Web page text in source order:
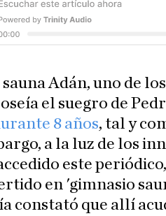
sauna Adán, uno de
el suegro de
8 años, tal y
a la luz de los
este
en 'gimnasio
constató que allí